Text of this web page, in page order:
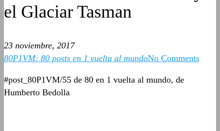
el Glaciar Tasman
23 noviembre, 2017
80P1VM: 80 posts en 1 vuelta al mundoNo Comments
#post_80P1VM/55 de 80 en 1 vuelta al mundo, de
Humberto Bedolla